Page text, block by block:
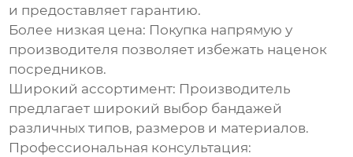
и предоставляет гарантию.
Более низкая цена: Покупка напрямую у
производителя позволяет избежать наценок
посредников.
Широкий ассортимент: Производитель
предлагает широкий выбор бандажей
различных типов, размеров и материалов.
Профессиональная консультация: